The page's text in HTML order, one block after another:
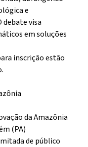
e
visa
em soluções
inscrição estão
.
da Amazônia
(PA)
de público